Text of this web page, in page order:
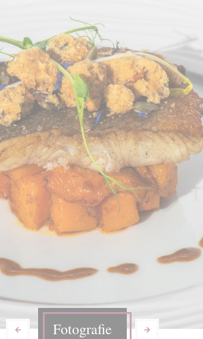
Fotografie